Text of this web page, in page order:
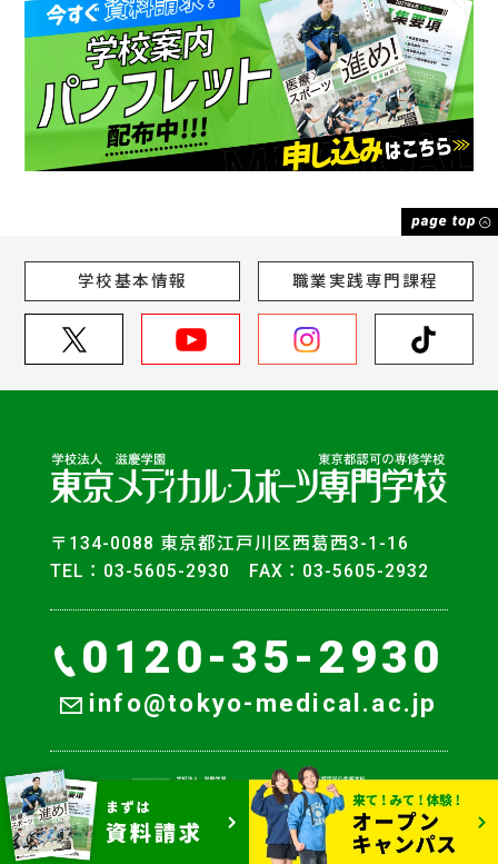
学校基本情報 職業実践専門課程
〒134-0088 東京都江戸川区西葛西3-1-16
TEL：03-5605-2930 FAX：03-5605-2932
0120-35-2930
info@tokyo-medical.ac.jp
© Tokyo College of Medical Sports.